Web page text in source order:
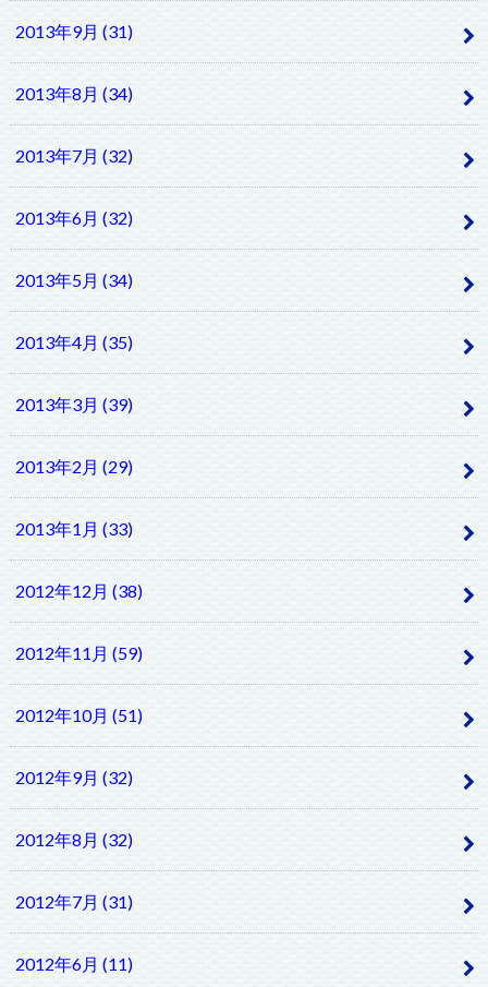
2013年9月 (31)
2013年8月 (34)
2013年7月 (32)
2013年6月 (32)
2013年5月 (34)
2013年4月 (35)
2013年3月 (39)
2013年2月 (29)
2013年1月 (33)
2012年12月 (38)
2012年11月 (59)
2012年10月 (51)
2012年9月 (32)
2012年8月 (32)
2012年7月 (31)
2012年6月 (11)